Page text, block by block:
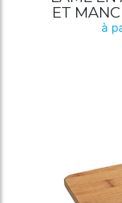
ET
à